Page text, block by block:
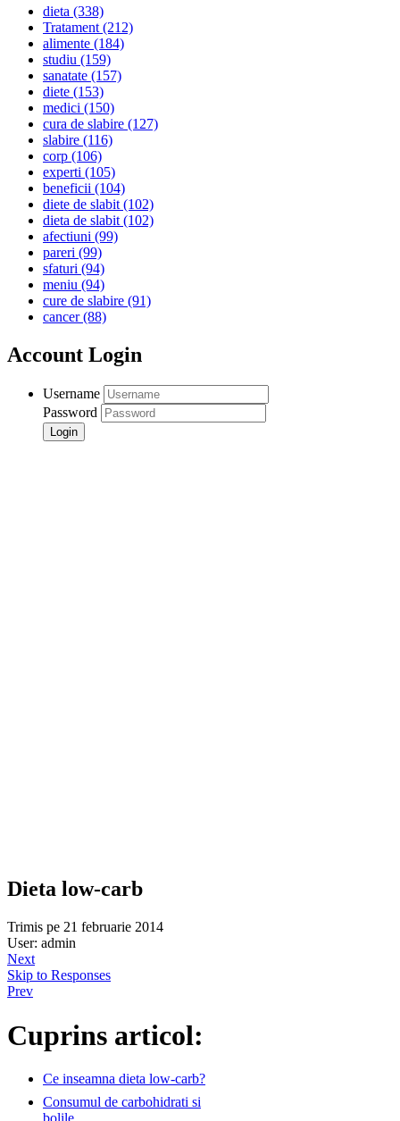
dieta (338)
Tratament(212)
alimente (184)
studiu (159)
sanatate (157)
diete (153)
medici (150)
cura de slabire (127)
slabire (116)
corp (106)
experti (105)
beneficii (104)
diete de slabit(102)
dieta de slabit(102)
afectiuni (99)
pareri (99)
sfaturi (94)
meniu (94)
cure de slabire (91)
cancer(88)
Account Login
Username
Password
Dieta low-carb
Trimis pe 21 februarie 2014
User: admin
Next
Skip to Responses
Prev
Cuprins articol:
Ce inseamna dieta low-carb?
Consumul de carbohidrati si
bolile